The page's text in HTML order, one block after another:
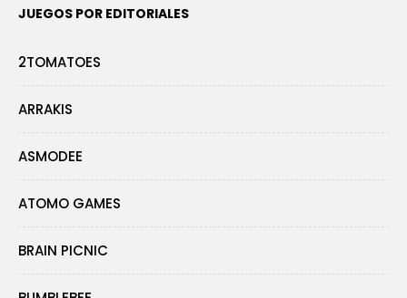
JUEGOS POR EDITORIALES
2TOMATOES
ARRAKIS
ASMODEE
ATOMO GAMES
BRAIN PICNIC